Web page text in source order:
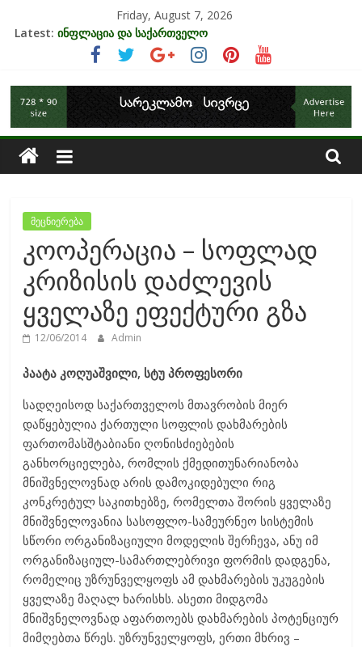
Friday, August 7, 2026
Latest: ინფლაცია და საქართველო
კრიზისის ზეგავლენა ტურიზმის ინდუსტრიაზე
მიგრაციისა და ეკონომიკის ურთიერთკავშირი
EU-ის კანდიდატის სტატუსის ეკონომიკური სარგებელი
უძრავი ქონების ბაზარი საქართველოში
საქართველოს
ეკონომიკა
მეცნიერება
კოოპერაცია – სოფლად
კრიზისის დაძლევის
ყველაზე ეფექტური გზა
12/06/2014 Admin
პაატა კოღუაშვილი, სტუ პროფესორი
სადღეისოდ საქართველოს მთავრობის მიერ
დაწყებულია ქართული სოფლის დახმარების
ფართომასშტაბიანი ღონისძიებების
განხორციელება, რომლის ქმედითუნარიანობა
მნიშვნელოვნად არის დამოკიდებული რიგ
კონკრეტულ საკითხებზე, რომელთა შორის ყველაზე
მნიშვნელოვანია სასოფლო-სამეურნეო სისტემის
სწორი ორგანიზაციული მოდელის შერჩევა, ანუ იმ
ორგანიზაციულ-სამართლებრივი ფორმის დადგენა,
რომელიც უზრუნველყოფს ამ დახმარების უკუგების
ყველაზე მაღალ ხარისხს. ასეთი მიდგომა
მნიშვნელოვნად აფართოებს დახმარების პოტენციურ
მიმღებთა წრეს. უზრუნველყოფს, ერთი მხრივ –